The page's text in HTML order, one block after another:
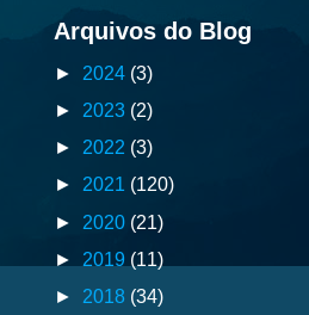
Arquivos do Blog
► 2024 (3)
► 2023 (2)
► 2022 (3)
► 2021 (120)
► 2020 (21)
► 2019 (11)
► 2018 (34)